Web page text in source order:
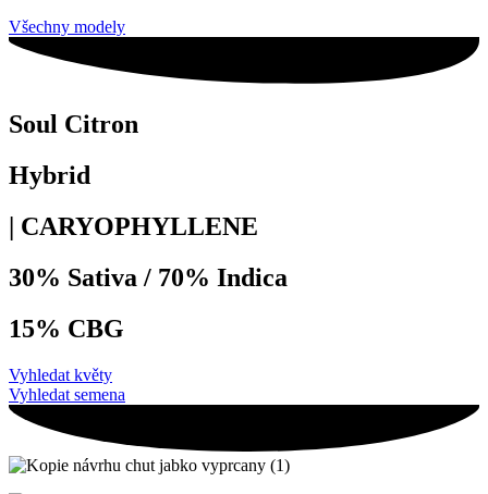
Všechny modely
Soul Citron
Hybrid
| CARYOPHYLLENE
30% Sativa / 70% Indica
15% CBG
Vyhledat květy
Vyhledat semena